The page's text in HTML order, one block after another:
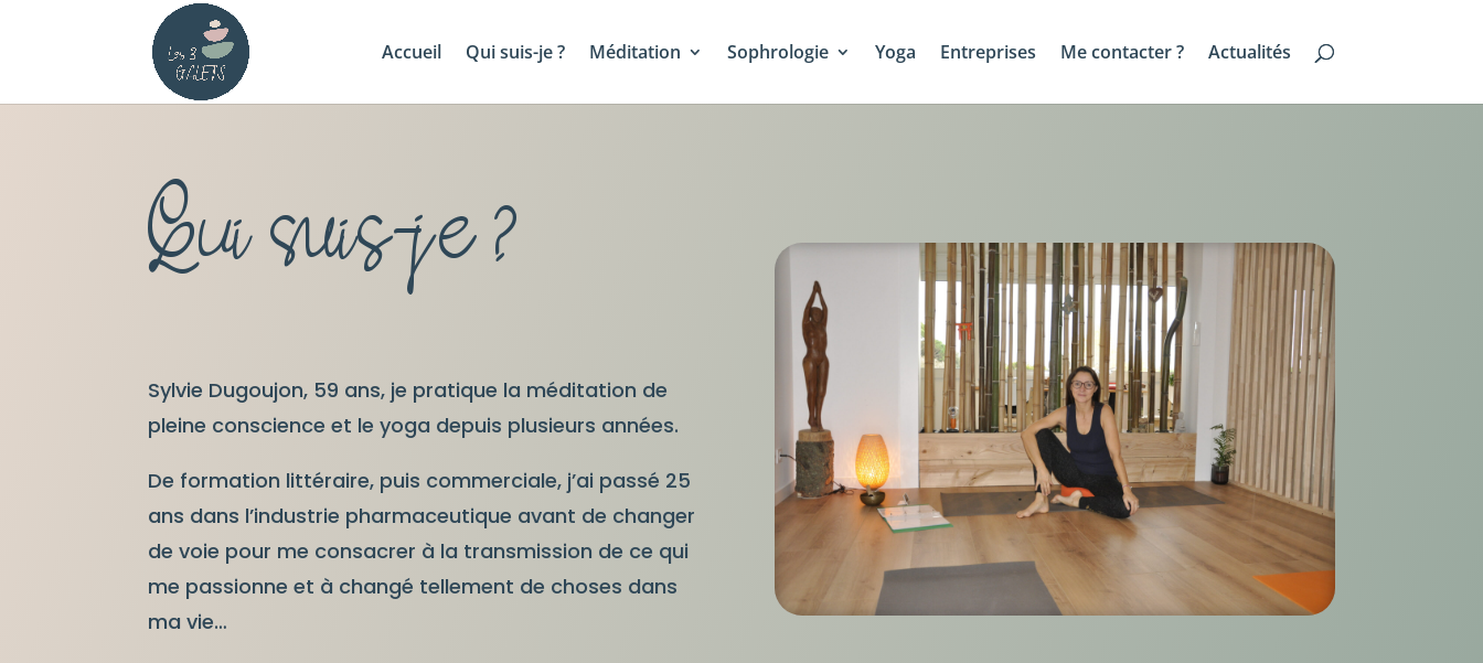
Accueil Qui suis-je ? Méditation Sophrologie Yoga Entreprises Me contacter ? Actualités
Qui suis-je ?
Sylvie Dugoujon, 59 ans, je pratique la méditation de
pleine conscience et le yoga depuis plusieurs années.
De formation littéraire, puis commerciale, j’ai passé 25
ans dans l’industrie pharmaceutique avant de changer
de voie pour me consacrer à la transmission de ce qui
me passionne et à changé tellement de choses dans
ma vie…